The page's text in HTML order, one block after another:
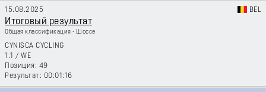
15.08.2025 BEL
Итоговый результат
Общая классификация - Шоссе
CYNISCA CYCLING
1.1 / WE
49
00:01:16